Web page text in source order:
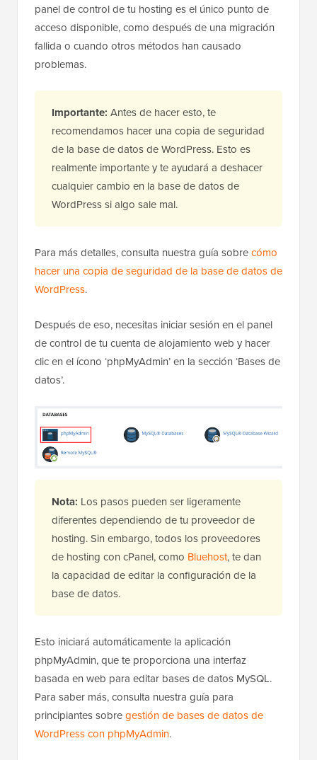
panel de control de tu hosting es el único punto de
acceso disponible, como después de una migración
fallida o cuando otros métodos han causado
problemas.
Importante: Antes de hacer esto, te
recomendamos hacer una copia de seguridad
de la base de datos de WordPress. Esto es
realmente importante y te ayudará a deshacer
cualquier cambio en la base de datos de
WordPress si algo sale mal.
Para más detalles, consulta nuestra guía sobrecómo
hacer una copia de seguridad de la base de datos de
WordPress.
Después de eso, necesitas iniciar sesión en el panel
de control de tu cuenta de alojamiento web y hacer
clic en el ícono ‘phpMyAdmin’ en la sección ‘Bases de
datos’.
Nota: Los pasos pueden ser ligeramente
diferentes dependiendo de tu proveedor de
hosting. Sin embargo, todos los proveedores
de hosting con cPanel, como Bluehost, te dan
la capacidad de editar la configuración de la
base de datos.
Esto iniciará automáticamente la aplicación
phpMyAdmin, que te proporciona una interfaz
basada en web para editar bases de datos MySQL.
Para saber más, consulta nuestra guía para
principiantes sobregestión de bases de datos de
WordPress con phpMyAdmin.